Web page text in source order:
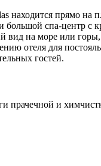
прямо на
большой спа-центр
на море или
отеля для
гостей.
прачечной и